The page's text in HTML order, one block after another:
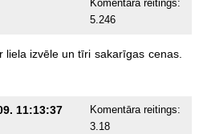
Komentāra reitings:
5.246
liela izvēle un tīri sakarīgas cenas.
11:13:37
Komentāra reitings:
3.18